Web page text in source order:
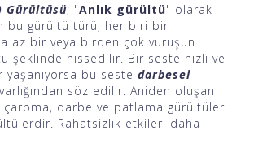
Gürültüsü; "Anlık gürültü" olarak
bu gürültü türü, her biri bir
az bir veya birden çok vuruşun
şeklinde hissedilir. Bir seste hızlı ve
yaşanıyorsa bu seste darbesel
varlığından söz edilir. Aniden oluşan
çarpma, darbe ve patlama gürültüleri
Rahatsizlık etkileri daha